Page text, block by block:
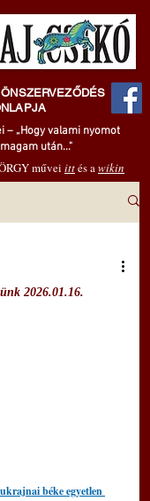
– „Hogy valami nyomot
után..."
művei ittés awikin
2026.01.16.
béke egyetlen